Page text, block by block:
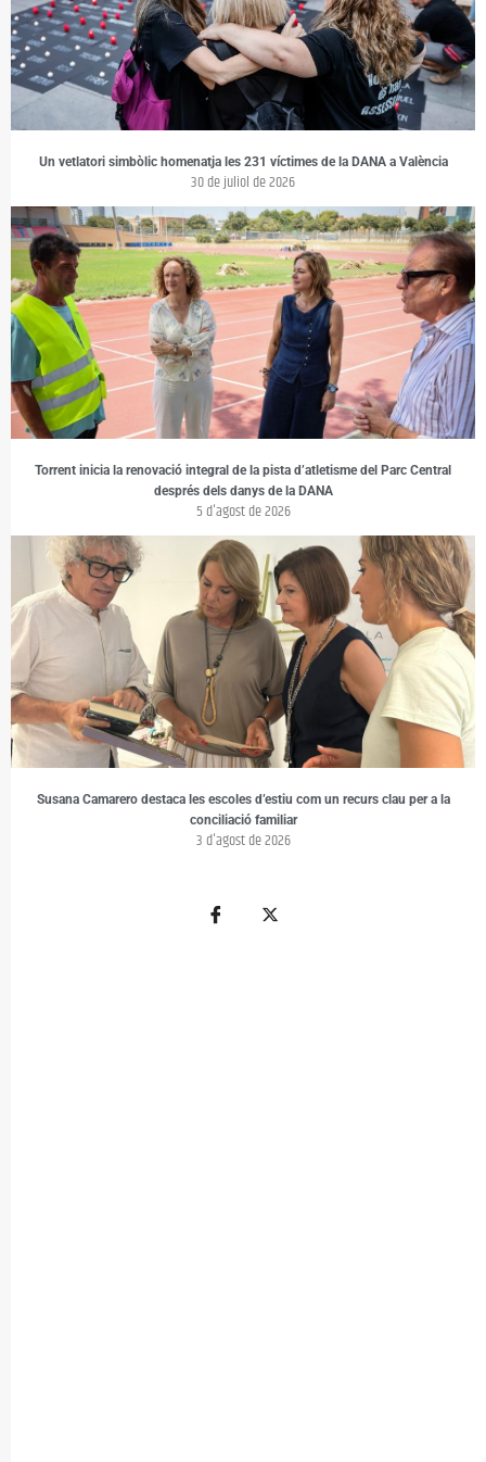
Un vetlatori simbòlic homenatja les 231 víctimes de la DANA a València
30 de juliol de 2026
Torrent inicia la renovació integral de la pista d’atletisme del Parc Central
després dels danys de la DANA
5 d'agost de 2026
Susana Camarero destaca les escoles d’estiu com un recurs clau per a la
conciliació familiar
3 d'agost de 2026